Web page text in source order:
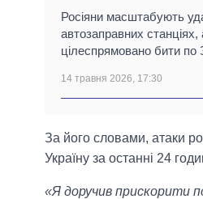
Росіяни масштабують
автозаправних
цілеспрямовано бити по
14 травня 2026, 17:30
За його словами, атаки
Україну за останні 24
«Я доручив прискорити